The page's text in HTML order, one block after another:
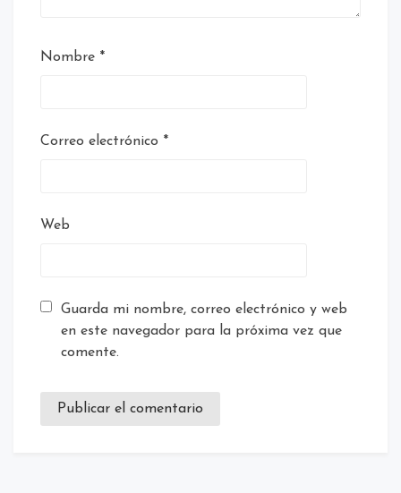
Nombre *
Correo electrónico *
Web
Guarda mi nombre, correo electrónico y web
en este navegador para la próxima vez que
comente.